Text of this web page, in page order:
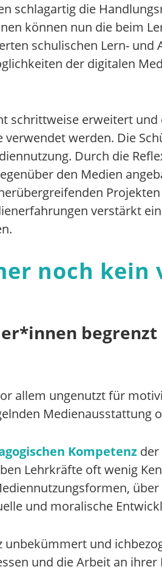
schlagartig die
können nun die beim
schulischen Lern-
der digitalen
erweitert und
werden. Die
Durch die
den Medien
verstärkt
noch
allem ungenutzt für
Medienausstattung
Kompetenz
Lehrkräfte oft wenig
und moralische
und
und die Arbeit an